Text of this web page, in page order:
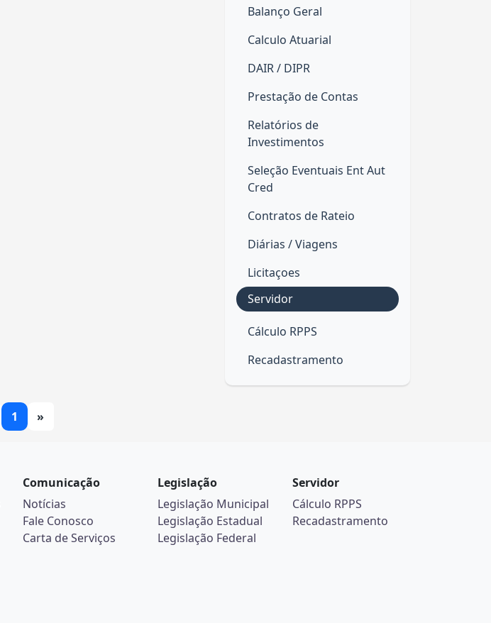
Balanço Geral
Calculo Atuarial
DAIR / DIPR
Prestação de Contas
Relatórios de
Investimentos
Seleção Eventuais Ent Aut
Cred
Contratos de Rateio
Diárias / Viagens
Licitaçoes
Servidor
Cálculo RPPS
Recadastramento
1 »
Comunicação
Notícias
Fale Conosco
Carta de Serviços
Legislação
Legislação Municipal
Legislação Estadual
Legislação Federal
Servidor
Cálculo RPPS
Recadastramento